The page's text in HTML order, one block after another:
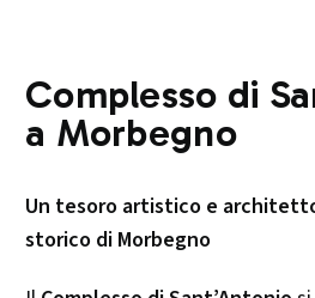
Complesso di
a Morbegno
Un tesoro artistico e
storico di Morbegno